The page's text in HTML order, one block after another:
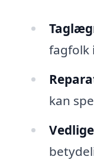
fagfolk
kan